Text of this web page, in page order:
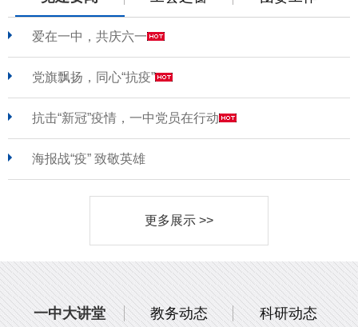
爱在一中，共庆六一
党旗飘扬，同心“抗疫”
抗击“新冠”疫情，一中党员在行动
海报战“疫” 致敬英雄
更多展示 >>
一中大讲堂 教务动态 科研动态